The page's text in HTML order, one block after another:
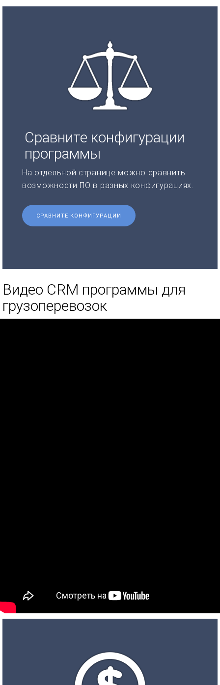
Сравните конфигурации
программы
На отдельной странице можно сравнить
возможности ПО в разных конфигурациях.
СРАВНИТЕ КОНФИГУРАЦИИ
Видео CRM программы для
грузоперевозок